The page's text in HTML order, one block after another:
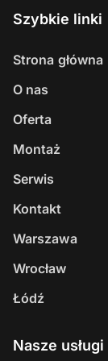
Szybkie linki
Strona główna
O nas
Oferta
Montaż
Serwis
Kontakt
Warszawa
Wrocław
Łódź
Nasze usługi